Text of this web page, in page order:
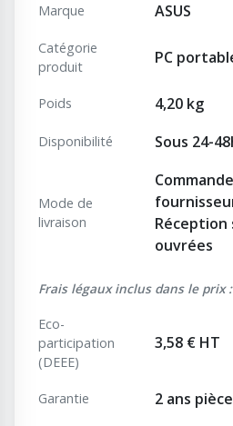
Marque ASUS
Catégorie
produit
PC
Poids 4,20 kg
Disponibilité Sous 24-
Mode de
livraison
Réception
ouvrées
Frais légaux inclus dans le prix :
Eco-
participation
(DEEE)
3,58 € HT
Garantie 2 ans